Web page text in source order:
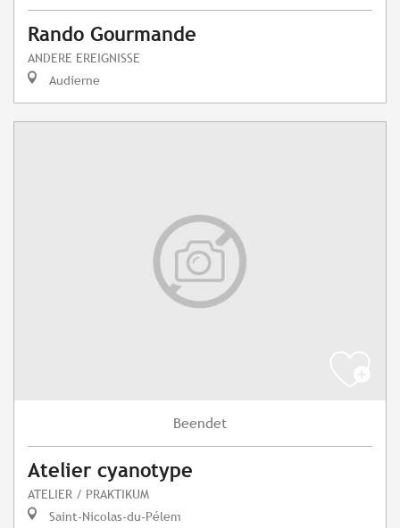
Rando Gourmande
ANDERE EREIGNISSE
Audierne
Beendet
Atelier cyanotype
ATELIER / PRAKTIKUM
Saint-Nicolas-du-Pélem